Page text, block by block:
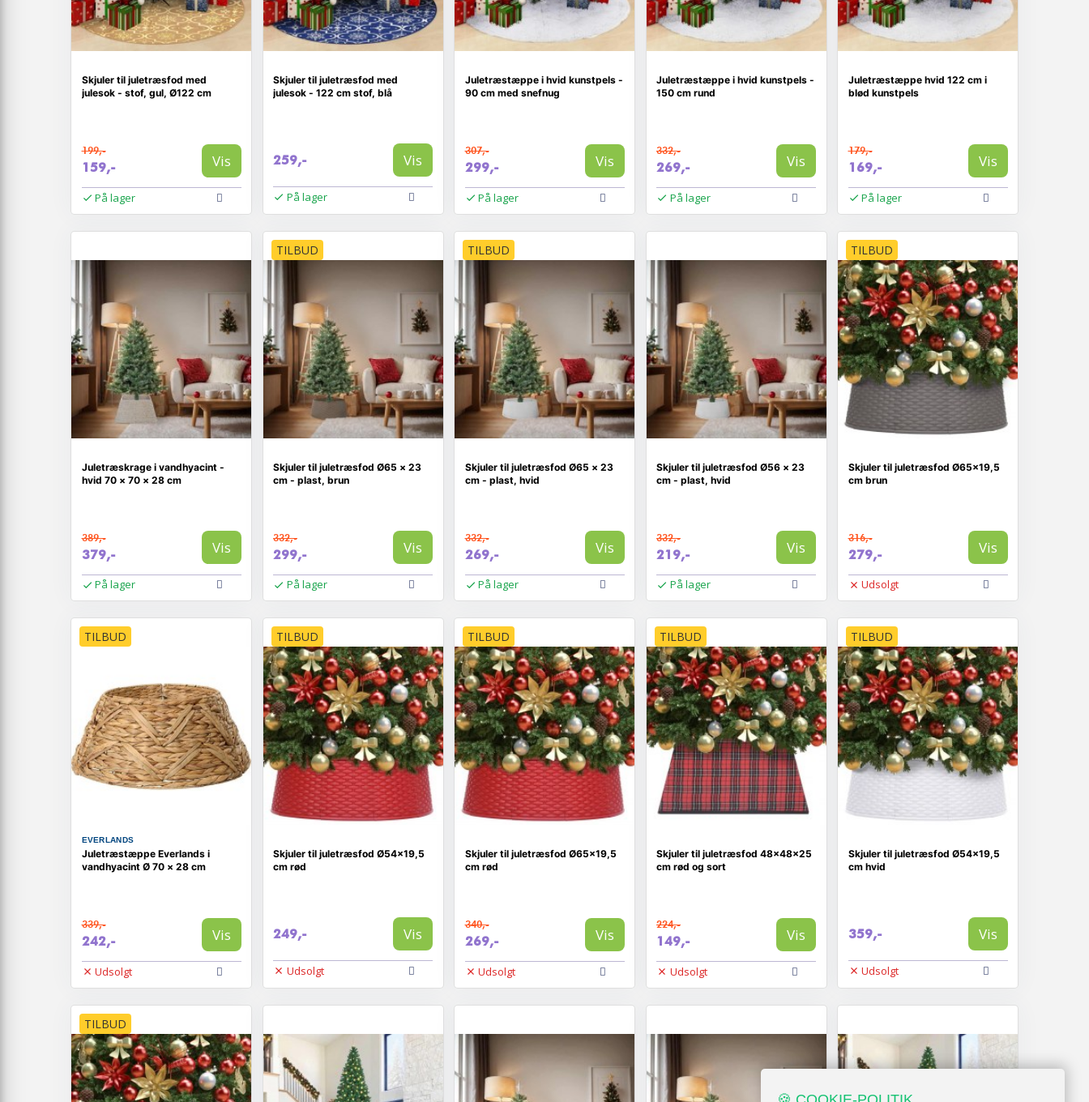
Skjuler til juletræsfod med
julesok - stof, gul, Ø122 cm
199,-
159,- Vis
På lager
Skjuler til juletræsfod med
julesok - 122 cm stof, blå
259,- Vis
På lager
Juletræstæppe i hvid kunstpels -
90 cm med snefnug
307,-
299,- Vis
På lager
Juletræstæppe i hvid kunstpels -
150 cm rund
332,-
269,- Vis
På lager
Juletræstæppe hvid 122 cm i
blød kunstpels
179,-
169,- Vis
På lager
Juletræskrage i vandhyacint -
hvid 70 × 70 × 28 cm
389,-
379,- Vis
På lager
TILBUD
Skjuler til juletræsfod Ø65 × 23
cm - plast, brun
332,-
299,- Vis
På lager
TILBUD
Skjuler til juletræsfod Ø65 × 23
cm - plast, hvid
332,-
269,- Vis
På lager
Skjuler til juletræsfod Ø56 × 23
cm - plast, hvid
332,-
219,- Vis
På lager
TILBUD
Skjuler til juletræsfod Ø65x19,5
cm brun
316,-
279,- Vis
Udsolgt
TILBUD
EVERLANDS
Juletræstæppe Everlands i
vandhyacint Ø 70 × 28 cm
339,-
242,- Vis
Udsolgt
TILBUD
Skjuler til juletræsfod Ø54x19,5
cm rød
249,- Vis
Udsolgt
TILBUD
Skjuler til juletræsfod Ø65x19,5
cm rød
340,-
269,- Vis
Udsolgt
TILBUD
Skjuler til juletræsfod 48x48x25
cm rød og sort
224,-
149,- Vis
Udsolgt
TILBUD
Skjuler til juletræsfod Ø54x19,5
cm hvid
359,- Vis
Udsolgt
TILBUD